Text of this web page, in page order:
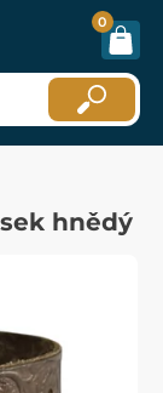
0
hnědý